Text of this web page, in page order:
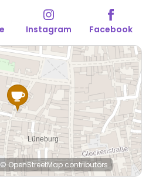
Instagram Facebook
© OpenStreetMap contributors